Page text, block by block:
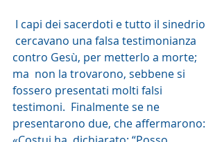
cercavano una falsa testimonianza
contro Gesù, per metterlo a morte;
ma  non la trovarono, sebbene si
fossero presentati molti falsi
testimoni.  Finalmente se ne
presentarono due, che affermarono: